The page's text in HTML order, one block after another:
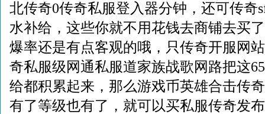
北传奇0传奇私服登入器分钟，还可传奇
水补给，这些你就不用花钱去商铺去买
爆率还是有点客观的哦，只传奇开服网
奇私服级网通私服道家族战歌网路把这
给都积累起来，那么游戏币英雄合击传
有了等级也有了，就可以买私服传奇发